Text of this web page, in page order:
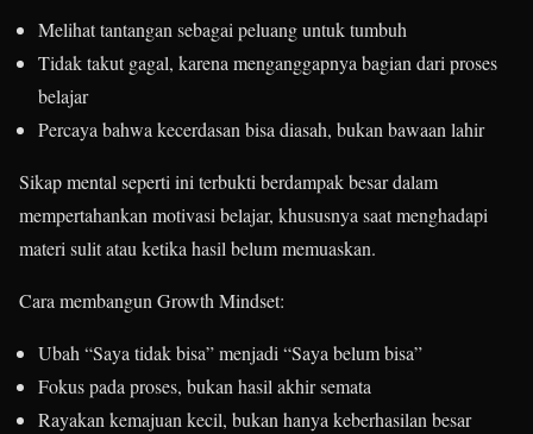
Melihat tantangan sebagai peluang untuk tumbuh
Tidak takut gagal, karena menganggapnya bagian dari proses
belajar
Percaya bahwa kecerdasan bisa diasah, bukan bawaan lahir
Sikap mental seperti ini terbukti berdampak besar dalam
mempertahankan motivasi belajar, khususnya saat menghadapi
materi sulit atau ketika hasil belum memuaskan.
Cara membangun Growth Mindset:
Ubah “Saya tidak bisa” menjadi “Saya belum bisa”
Fokus pada proses, bukan hasil akhir semata
Rayakan kemajuan kecil, bukan hanya keberhasilan besar